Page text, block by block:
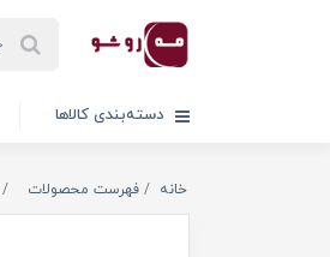
دسته‌بندی کالاها
خانه فهرست محصولات